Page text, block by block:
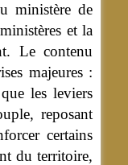
ministère de
et la
Le contenu
majeures :
les leviers
reposant
certains
du territoire,